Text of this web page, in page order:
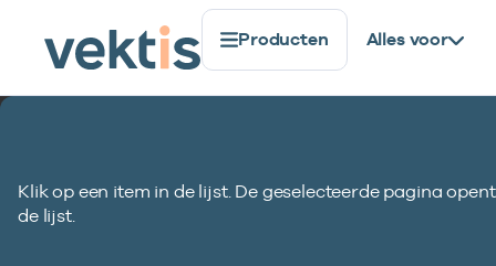
Producten Alles voor
CL0034-DJI
Klik op een item in de lijst. De geselecteerde pagina
de lijst.